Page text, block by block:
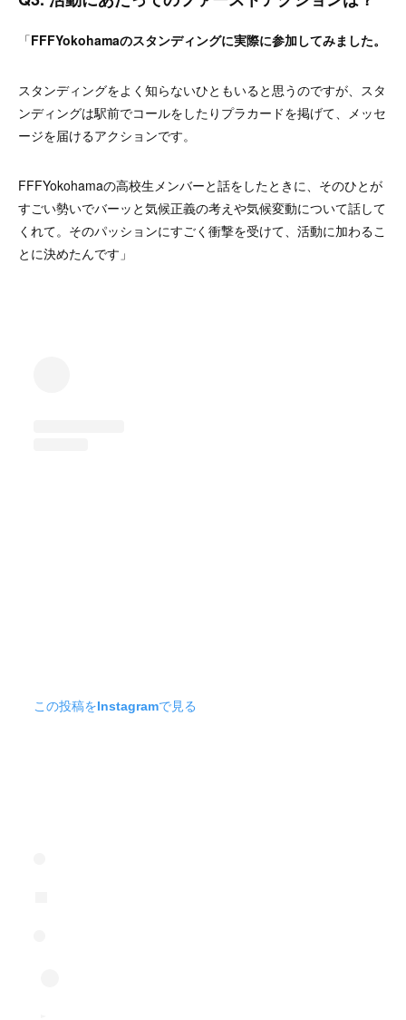
「FFFYokohamaのスタンディングに実際に参加してみました。
スタンディングをよく知らないひともいると思うのですが、スタ
ンディングは駅前でコールをしたりプラカードを掲げて、メッセ
ージを届けるアクションです。
FFFYokohamaの高校生メンバーと話をしたときに、そのひとが
すごい勢いでバーッと気候正義の考えや気候変動について話して
くれて。そのパッションにすごく衝撃を受けて、活動に加わるこ
とに決めたんです」
この投稿をInstagramで見る